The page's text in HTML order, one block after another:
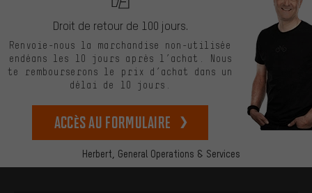
Herbert, General Operations & Services
Droit de retour de 100 jours.
Renvoie-nous la marchandise non-utilisée
endéans les 10 jours après l’achat. Nous
te rembourserons le prix d’achat dans un
délai de 10 jours.
Accès au formulaire